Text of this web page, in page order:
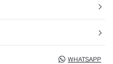
WHATSAPP